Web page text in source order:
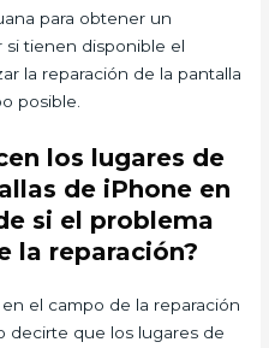
para obtener un
si tienen disponible el
la reparación de la pantalla
posible.
los lugares de
de iPhone en
si el problema
la reparación?
el campo de la reparación
decirte que los lugares de